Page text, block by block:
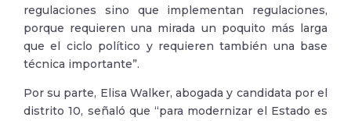
regulaciones sino que implementan regulaciones,
porque requieren una mirada un poquito más larga
que el ciclo político y requieren también una base
técnica importante”.
Por su parte, Elisa Walker, abogada y candidata por el
distrito 10, señaló que “para modernizar el Estado es